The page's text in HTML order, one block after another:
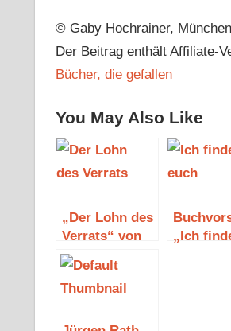
© Gaby Hochrainer,
Der Beitrag enthält Affiliate-
Bücher, die gefallen
You May Also Like
„Der Lohn des
Verrats“ von
Mathias Berg
„Ich